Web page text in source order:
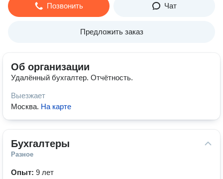
Позвонить Чат
Предложить заказ
Об организации
Удалённый бухгалтер. Отчётность.
Выезжает
Москва. На карте
Бухгалтеры
Разное
Опыт: 9 лет